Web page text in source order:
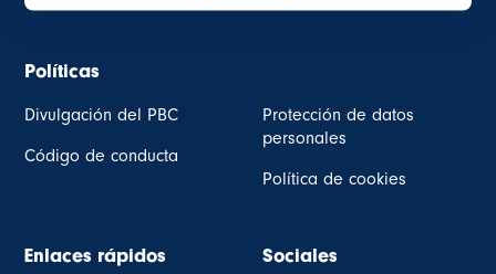
Enlaces rápidos
Políticas
Divulgación del PBC
Código de conducta
Protección de datos
personales
Política de cookies
Sociales